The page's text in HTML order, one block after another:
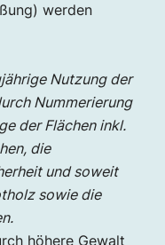
werden
Nutzung der
Nummerierung
der Flächen inkl.
die
und soweit
sowie die
höhere Gewalt